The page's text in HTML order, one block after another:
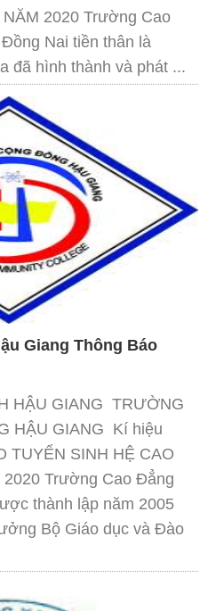
2020 Trường Cao
Nai tiền thân là
đã hình thành và phát ...
Giang Thông Báo
HẬU GIANG TRƯỜNG
HẬU GIANG Kí hiệu
TUYỂN SINH HỆ CAO
Trường Cao Đẳng
thành lập năm 2005
Bộ Giáo dục và Đào